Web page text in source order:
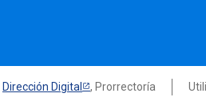
Dirección Digital , Prorrectoría